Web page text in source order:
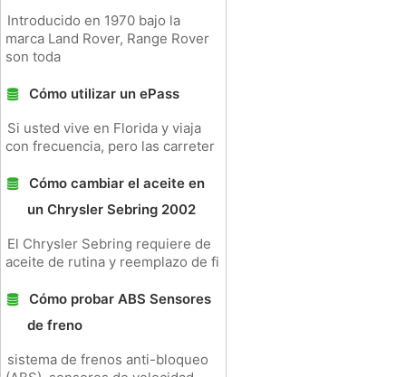
Introducido en 1970 bajo la
marca Land Rover, Range Rover
son toda
Cómo utilizar un ePass
Si usted vive en Florida y viaja
con frecuencia, pero las carreter
Cómo cambiar el aceite en
un Chrysler Sebring 2002
El Chrysler Sebring requiere de
aceite de rutina y reemplazo de fi
Cómo probar ABS Sensores
de freno
sistema de frenos anti-bloqueo